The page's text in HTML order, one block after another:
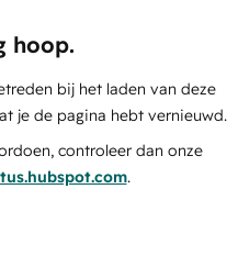
hoop.
bij het laden van deze
je de pagina hebt vernieuwd.
controleer dan onze
.